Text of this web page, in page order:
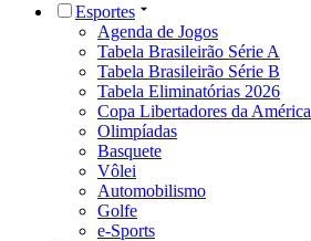
Esportes
Agenda de Jogos
Tabela Brasileirão Série A
Tabela Brasileirão Série B
Tabela Eliminatórias 2026
Copa Libertadores da América
Olimpíadas
Basquete
Vôlei
Automobilismo
Golfe
e-Sports